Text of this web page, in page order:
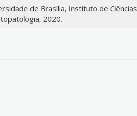
de Brasília, Instituto de Ciências
2020.